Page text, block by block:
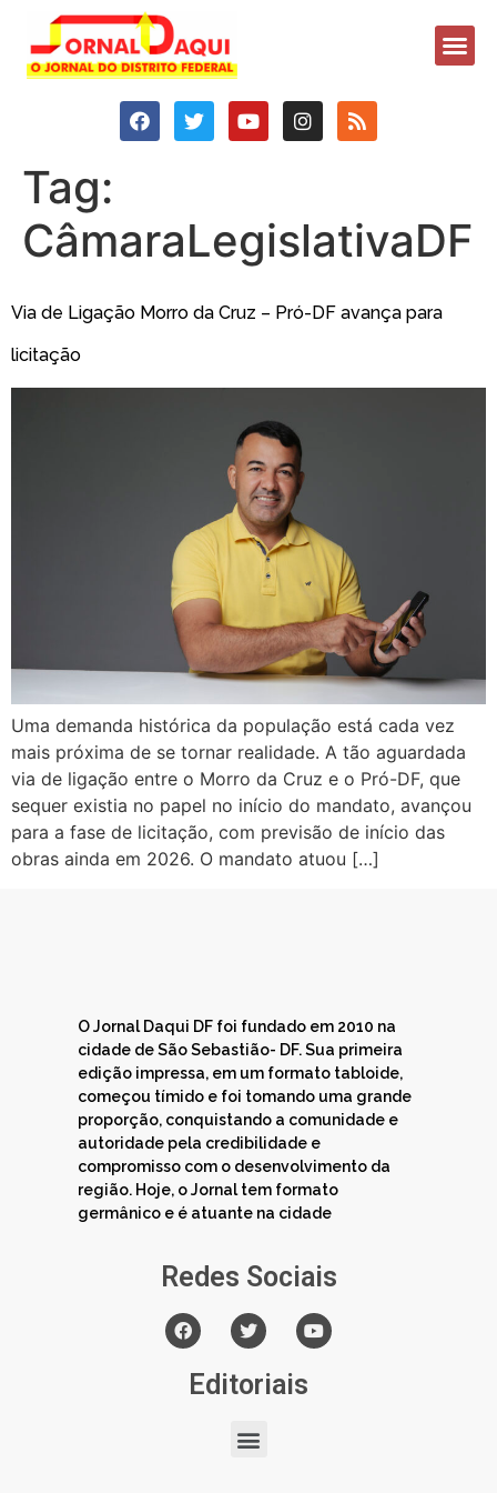
Tag:
CâmaraLegislativaDF
Via de Ligação Morro da Cruz – Pró-DF avança para
licitação
Uma demanda histórica da população está cada vez
mais próxima de se tornar realidade. A tão aguardada
via de ligação entre o Morro da Cruz e o Pró-DF, que
sequer existia no papel no início do mandato, avançou
para a fase de licitação, com previsão de início das
obras ainda em 2026. O mandato atuou […]
O Jornal Daqui DF foi fundado em 2010 na
cidade de São Sebastião- DF. Sua primeira
edição impressa, em um formato tabloide,
começou tímido e foi tomando uma grande
proporção, conquistando a comunidade e
autoridade pela credibilidade e
compromisso com o desenvolvimento da
região. Hoje, o Jornal tem formato
germânico e é atuante na cidade
Redes Sociais
Editoriais